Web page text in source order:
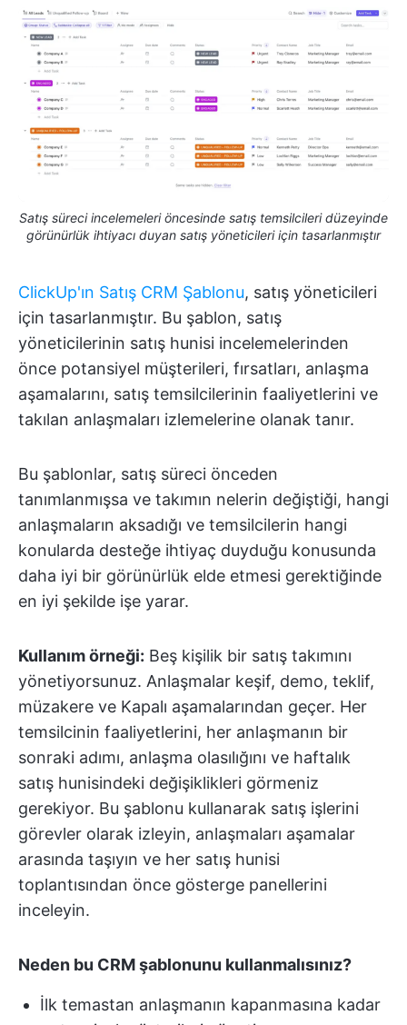
Satış süreci incelemeleri öncesinde satış temsilcileri düzeyinde
görünürlük ihtiyacı duyan satış yöneticileri için tasarlanmıştır
ClickUp'ın Satış CRM Şablonu, satış yöneticileri
için tasarlanmıştır. Bu şablon, satış
yöneticilerinin satış hunisi incelemelerinden
önce potansiyel müşterileri, fırsatları, anlaşma
aşamalarını, satış temsilcilerinin faaliyetlerini ve
takılan anlaşmaları izlemelerine olanak tanır.
Bu şablonlar, satış süreci önceden
tanımlanmışsa ve takımın nelerin değiştiği, hangi
anlaşmaların aksadığı ve temsilcilerin hangi
konularda desteğe ihtiyaç duyduğu konusunda
daha iyi bir görünürlük elde etmesi gerektiğinde
en iyi şekilde işe yarar.
Kullanım örneği: Beş kişilik bir satış takımını
yönetiyorsunuz. Anlaşmalar keşif, demo, teklif,
müzakere ve Kapalı aşamalarından geçer. Her
temsilcinin faaliyetlerini, her anlaşmanın bir
sonraki adımı, anlaşma olasılığını ve haftalık
satış hunisindeki değişiklikleri görmeniz
gerekiyor. Bu şablonu kullanarak satış işlerini
görevler olarak izleyin, anlaşmaları aşamalar
arasında taşıyın ve her satış hunisi
toplantısından önce gösterge panellerini
inceleyin.
Neden bu CRM şablonunu kullanmalısınız?
İlk temastan anlaşmanın kapanmasına kadar